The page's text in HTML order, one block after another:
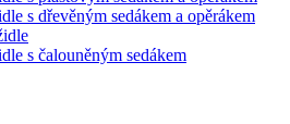
s dřevěným sedákem a opěrákem
s čalouněným sedákem